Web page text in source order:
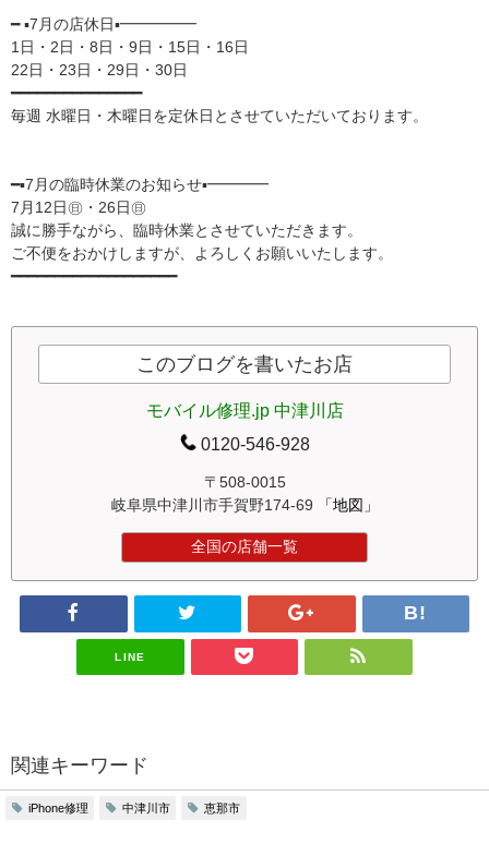
━ ▪7月の店休日▪━━━━━
1日・2日・8日・9日・15日・16日
22日・23日・29日・30日
━━━━━━━━━━━━━━━
毎週 水曜日・木曜日を定休日とさせていただいております。
━▪7月の臨時休業のお知らせ▪━━━━
7月12日㊐・26日㊐
誠に勝手ながら、臨時休業とさせていただきます。
ご不便をおかけしますが、よろしくお願いいたします。
━━━━━━━━━━━━━━━━━━━
このブログを書いたお店
モバイル修理.jp 中津川店
0120-546-928
〒508-0015
岐阜県中津川市手賀野174-69
「地図」
全国の店舗一覧
LINE
関連キーワード
iPhone修理 中津川市 恵那市